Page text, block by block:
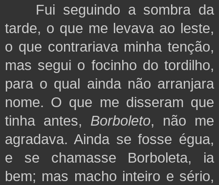
Fui seguindo a sombra da
tarde, o que me levava ao leste,
o que contrariava minha tenção,
mas segui o focinho do tordilho,
para o qual ainda não arranjara
nome. O que me disseram que
tinha antes, Borboleto, não me
agradava. Ainda se fosse égua,
e se chamasse Borboleta, ia
bem; mas macho inteiro e sério,